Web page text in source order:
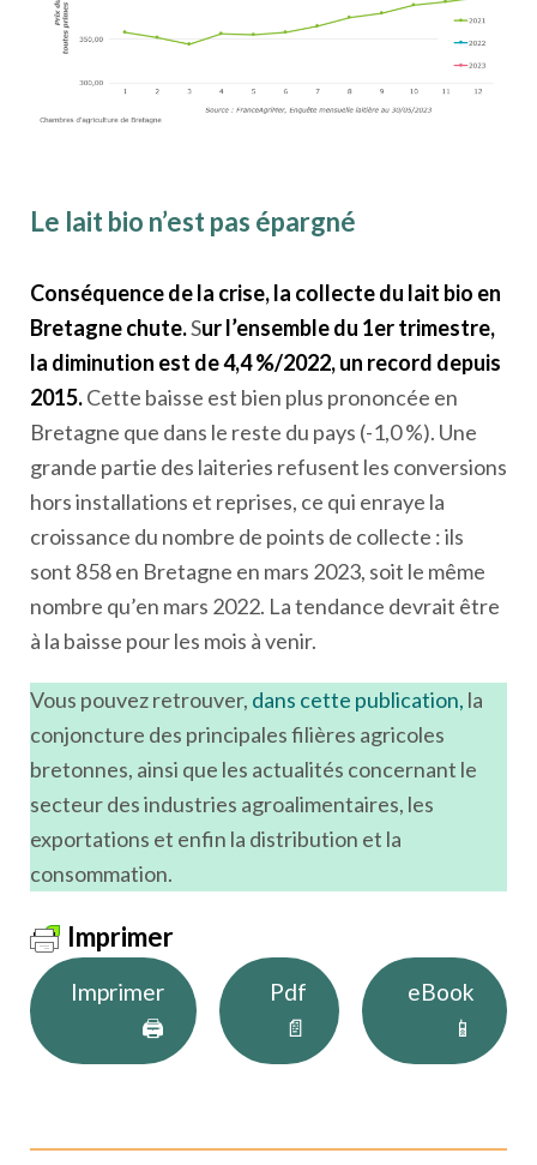
Le lait bio n’est pas épargné
Conséquence de la crise, la collecte du lait bio en
Bretagne chute.Sur l’ensemble du 1ertrimestre,
la diminution est de 4,4 %/2022, un record depuis
2015.Cette baisse est bien plus prononcée en
Bretagne que dans le reste du pays (-1,0 %). Une
grande partie des laiteries refusent les conversions
hors installations et reprises, ce qui enraye la
croissance du nombre de points de collecte : ils
sont 858 en Bretagne en mars 2023, soit le même
nombre qu’en mars 2022. La tendance devrait être
à la baisse pour les mois à venir.
Vous pouvez retrouver, dans cette publication, la
conjoncture des principales filières agricoles
bretonnes, ainsi que les actualités concernant le
secteur des industries agroalimentaires, les
exportations et enfin la distribution et la
consommation.
Imprimer
Imprimer
🖨
Pdf
📄
eBook
📱